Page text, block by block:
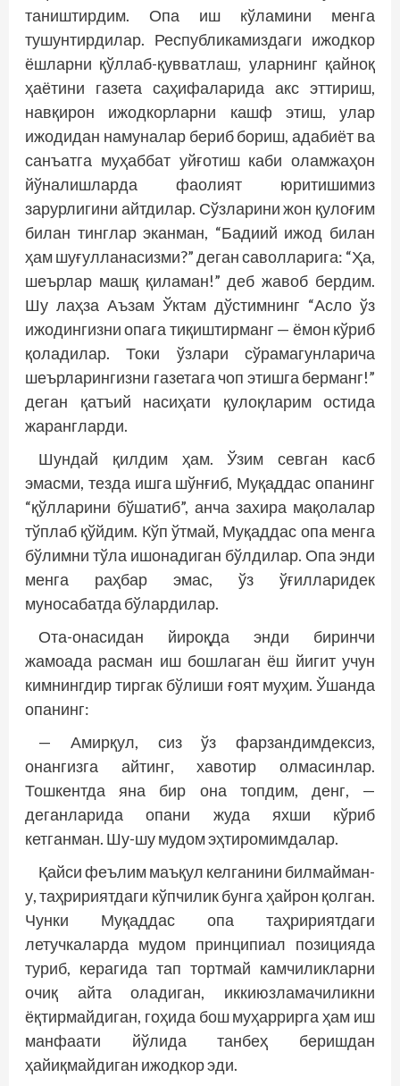
таништирдим. Опа иш кўламини менга
тушунтирдилар. Республикамиздаги ижодкор
ёшларни қўллаб-қувватлаш, уларнинг қайноқ
ҳаётини газета саҳифаларида акс эттириш,
навқирон ижодкорларни кашф этиш, улар
ижодидан намуналар бериб бориш, адабиёт ва
санъатга муҳаббат уйғотиш каби оламжаҳон
йўналишларда фаолият юритишимиз
зарурлигини айтдилар. Сўзларини жон қулоғим
билан тинглар эканман, “Бадиий ижод билан
ҳам шуғулланасизми?” деган саволларига: “Ҳа,
шеърлар машқ қиламан!” деб жавоб бердим.
Шу лаҳза Аъзам Ўктам дўстимнинг “Асло ўз
ижодингизни опага тиқиштирманг — ёмон кўриб
қоладилар. Токи ўзлари сўрамагунларича
шеърларингизни газетага чоп этишга берманг!”
деган қатъий насиҳати қулоқларим остида
жарангларди.
Шундай қилдим ҳам. Ўзим севган касб
эмасми, тезда ишга шўнғиб, Муқаддас опанинг
“қўлларини бўшатиб”, анча захира мақолалар
тўплаб қўйдим. Кўп ўтмай, Муқаддас опа менга
бўлимни тўла ишонадиган бўлдилар. Опа энди
менга раҳбар эмас, ўз ўғилларидек
муносабатда бўлардилар.
Ота-онасидан йироқда энди биринчи
жамоада расман иш бошлаган ёш йигит учун
кимнингдир тиргак бўлиши ғоят муҳим. Ўшанда
опанинг:
— Амирқул, сиз ўз фарзандимдексиз,
онангизга айтинг, хавотир олмасинлар.
Тошкентда яна бир она топдим, денг, —
деганларида опани жуда яхши кўриб
кетганман. Шу-шу мудом эҳтиромимдалар.
Қайси феълим маъқул келганини билмайман-
у, таҳририятдаги кўпчилик бунга ҳайрон қолган.
Чунки Муқаддас опа таҳририятдаги
летучкаларда мудом принципиал позицияда
туриб, керагида тап тортмай камчиликларни
очиқ айта оладиган, иккиюзламачиликни
ёқтирмайдиган, гоҳида бош муҳаррирга ҳам иш
манфаати йўлида танбеҳ беришдан
ҳайиқмайдиган ижодкор эди.